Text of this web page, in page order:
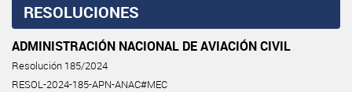
RESOLUCIONES
ADMINISTRACIÓN NACIONAL DE AVIACIÓN CIVIL
Resolución 185/2024
RESOL-2024-185-APN-ANAC#MEC